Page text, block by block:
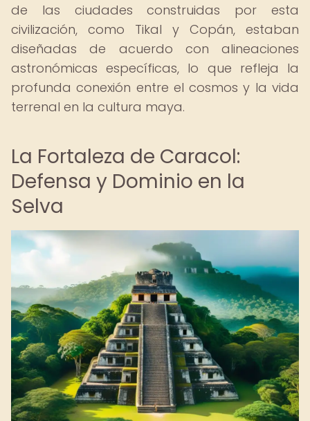
de las ciudades construidas por esta
civilización, como Tikal y Copán, estaban
diseñadas de acuerdo con alineaciones
astronómicas específicas, lo que refleja la
profunda conexión entre el cosmos y la vida
terrenal en la cultura maya.
La Fortaleza de Caracol:
Defensa y Dominio en la
Selva